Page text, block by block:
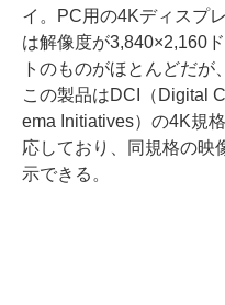
イ。PC用の4Kディスプ
は解像度が3,840×2,160
トのものがほとんどだが、
この製品はDCI（Digital
ema Initiatives）の4K規
応しており、同規格の映
示できる。